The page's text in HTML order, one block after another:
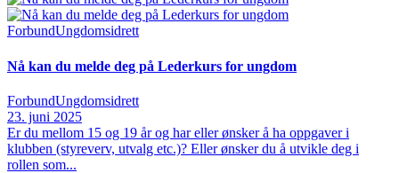
ForbundUngdomsidrett
Nå kan du melde deg på Lederkurs for ungdom
ForbundUngdomsidrett
23. juni 2025
Er du mellom 15 og 19 år og har eller ønsker å ha oppgaver i
klubben (styreverv, utvalg etc.)? Eller ønsker du å utvikle deg i
rollen som...